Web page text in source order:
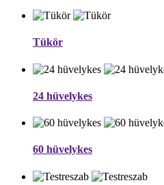
Tükör
24 hüvelykes
60 hüvelykes